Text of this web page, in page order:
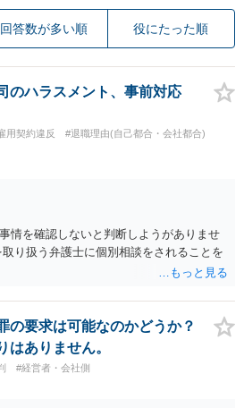
回答数が多い順 役にたった順
のハラスメント、事前対応
用契約違反
#退職理由(自己都合・会社都合)
情を確認しないと判断しようがありませ
り扱う弁護士に個別相談をされることを
の要求は可能なのかどうか？
はありません。
#経営者・会社側